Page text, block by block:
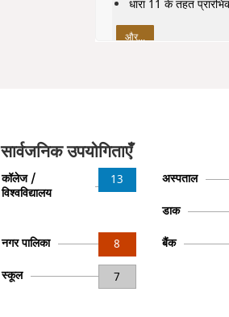
धारा 11 के तहत
और...
सार्वजनिक उपयोगिताएँ
13
कॉलेज /
विश्वविद्यालय
अस्पताल
डाक
8
नगर पालिका
बैंक
7
स्कूल